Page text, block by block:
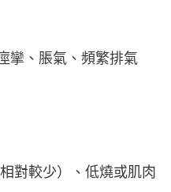
攣、脹氣、頻繁排氣
對較少）、低燒或肌肉